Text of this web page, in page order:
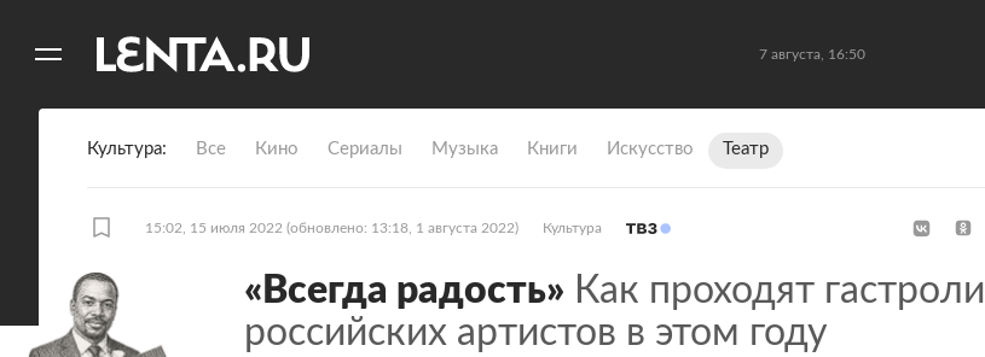
7 августа, 16:50
Культура Все Кино Сериалы Музыка Книги Искусство Театр
15:02, 15 июля 2022 (обновлено: 13:18, 1 августа 2022) Культура
«Всегда радость» Как проходят гастроли
российских артистов в этом году